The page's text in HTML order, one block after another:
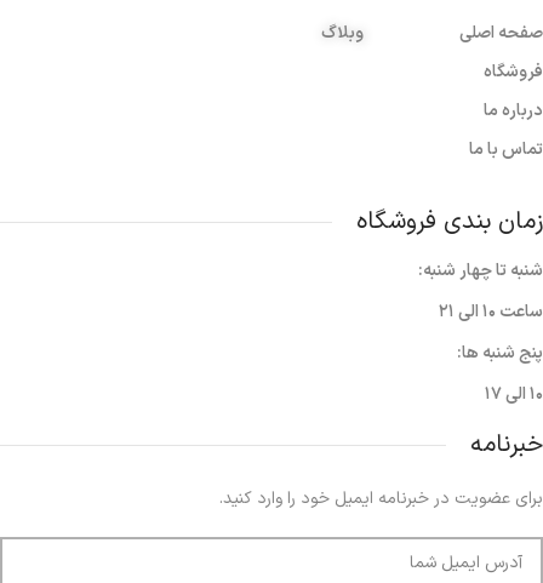
صفحه اصلی
فروشگاه
درباره ما
تماس با ما
وبلاگ
زمان بندی فروشگاه
شنبه تا چهار شنبه:
ساعت ۱۰ الی ۲۱
پنج شنبه ها:
۱۰ الی ۱۷
خبرنامه
برای عضویت در خبرنامه ایمیل خود را وارد کنید.